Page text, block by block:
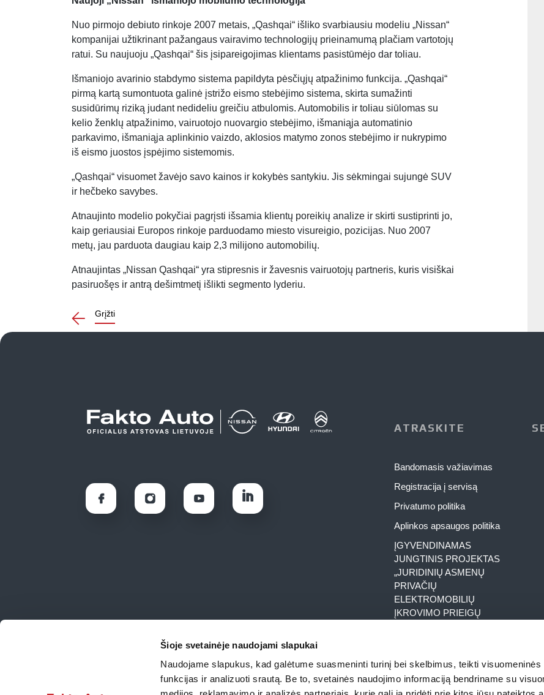
Šioje svetainėje naudojami slapukai
Naudojame slapukus, kad galėtume suasmeninti turinį bei skelbimus, teikti visuomeninės
funkcijas ir analizuoti srautą. Be to, svetainės naudojimo informaciją bendriname su
Nuo pirmojo debiuto rinkoje 2007 metais, „Qashqai“ išliko svarbiausiu modeliu „Nissan“
kompanijai užtikrinant pažangaus vairavimo technologijų prieinamumą plačiam vartotojų
ratui. Su naujuoju „Qashqai“ šis įsipareigojimas klientams pasistūmėjo dar toliau.
Išmaniojo avarinio stabdymo sistema papildyta pėsčiųjų atpažinimo funkcija. „Qashqai“
pirmą kartą sumontuota galinė įstrižo eismo stebėjimo sistema, skirta sumažinti
susidūrimų riziką judant nedideliu greičiu atbulomis. Automobilis ir toliau siūlomas su
kelio ženklų atpažinimo, vairuotojo nuovargio stebėjimo, išmaniąja automatinio
parkavimo, išmaniąja aplinkinio vaizdo, aklosios matymo zonos stebėjimo ir nukrypimo
iš eismo juostos įspėjimo sistemomis.
„Qashqai“ visuomet žavėjo savo kainos ir kokybės santykiu. Jis sėkmingai sujungė SUV
ir hečbeko savybes.
Atnaujinto modelio pokyčiai pagrįsti išsamia klientų poreikių analize ir skirti sustiprinti jo,
kaip geriausiai Europos rinkoje parduodamo miesto visureigio, pozicijas. Nuo 2007
metų, jau parduota daugiau kaip 2,3 milijono automobilių.
Atnaujintas „Nissan Qashqai“ yra stipresnis ir žavesnis vairuotojų partneris, kuris visiškai
pasiruošęs ir antrą dešimtmetį išlikti segmento lyderiu.
Grįžti
ATRASKITE
Bandomasis važiavimas
Registracija į servisą
Privatumo politika
Aplinkos apsaugos politika
ĮGYVENDINAMAS
JUNGTINIS PROJEKTAS
„JURIDINIŲ ASMENŲ
PRIVAČIŲ
ELEKTROMOBILIŲ
ĮKROVIMO PRIEIGŲ
JUNGTINIS PROJEKTAS